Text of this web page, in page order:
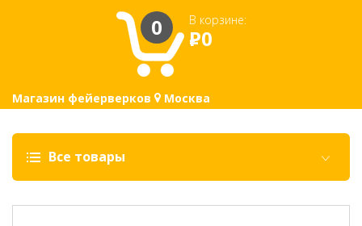
0 В корзине:
Р0
Магазин фейерверков Москва
Все товары